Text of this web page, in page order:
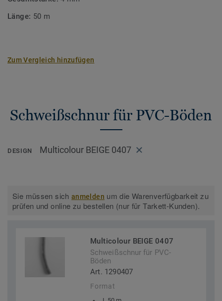
Länge: 50 m
Zum Vergleich hinzufügen
Schweißschnur für PVC-Böden
DESIGN Multicolour BEIGE 0407
Sie müssen sichanmelden um die Warenverfügbarkeit zu
prüfen und online zu bestellen (nur für Tarkett-Kunden).
Multicolour BEIGE 0407
Schweißschnur für PVC-
Böden
Art. 1290407
Format